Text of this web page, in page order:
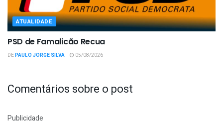
ATUALIDADE
PSD de Famalicão Recua
DEPAULO JORGE SILVA 05/08/2026
Comentários sobre o post
Publicidade